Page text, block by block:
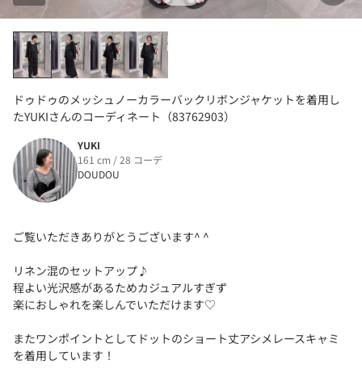
ドゥドゥのメッシュノーカラーバックリボンジャケットを着用し
たYUKIさんのコーディネート（83762903）
YUKI
161 cm / 28 コーデ
DOUDOU
ご覧いただきありがとうございます^ ^
リネン混のセットアップ♪
程よい光沢感があるためカジュアルすぎず
楽におしゃれを楽しんでいただけます♡
またワンポイントとしてドットのショート丈アシメレースキャミ
を着用しています！